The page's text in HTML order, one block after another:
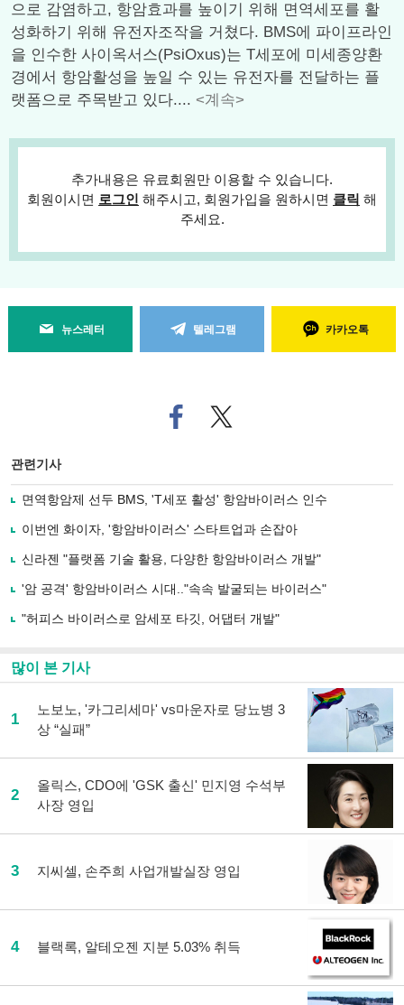
으로 감염하고, 항암효과를 높이기 위해 면역세포를 활
성화하기 위해 유전자조작을 거쳤다. BMS에 파이프라인
을 인수한 사이옥서스(PsiOxus)는 T세포에 미세종양환
경에서 항암활성을 높일 수 있는 유전자를 전달하는 플
랫폼으로 주목받고 있다.... <계속>
추가내용은 유료회원만 이용할 수 있습니다.
회원이시면 로그인 해주시고, 회원가입을 원하시면 클릭 해
주세요.
뉴스레터 텔레그램 카카오톡
페
이
로
기
사
유
기
트위
터로
관련기사
면역항암제 선두 BMS, 'T세포 활성' 항암바이러스 인수
이번엔 화이자, '항암바이러스' 스타트업과 손잡아
신라젠 "플랫폼 기술 활용, 다양한 항암바이러스 개발"
'암 공격' 항암바이러스 시대.."속속 발굴되는 바이러스"
"허피스 바이러스로 암세포 타깃, 어댑터 개발"
많이 본 기사
1
노보노, '카그리세마' vs마운자로 당뇨병 3
상 “실패”
2
올릭스, CDO에 'GSK 출신' 민지영 수석부
사장 영입
3 지씨셀, 손주희 사업개발실장 영입
4 블랙록, 알테오젠 지분 5.03% 취득